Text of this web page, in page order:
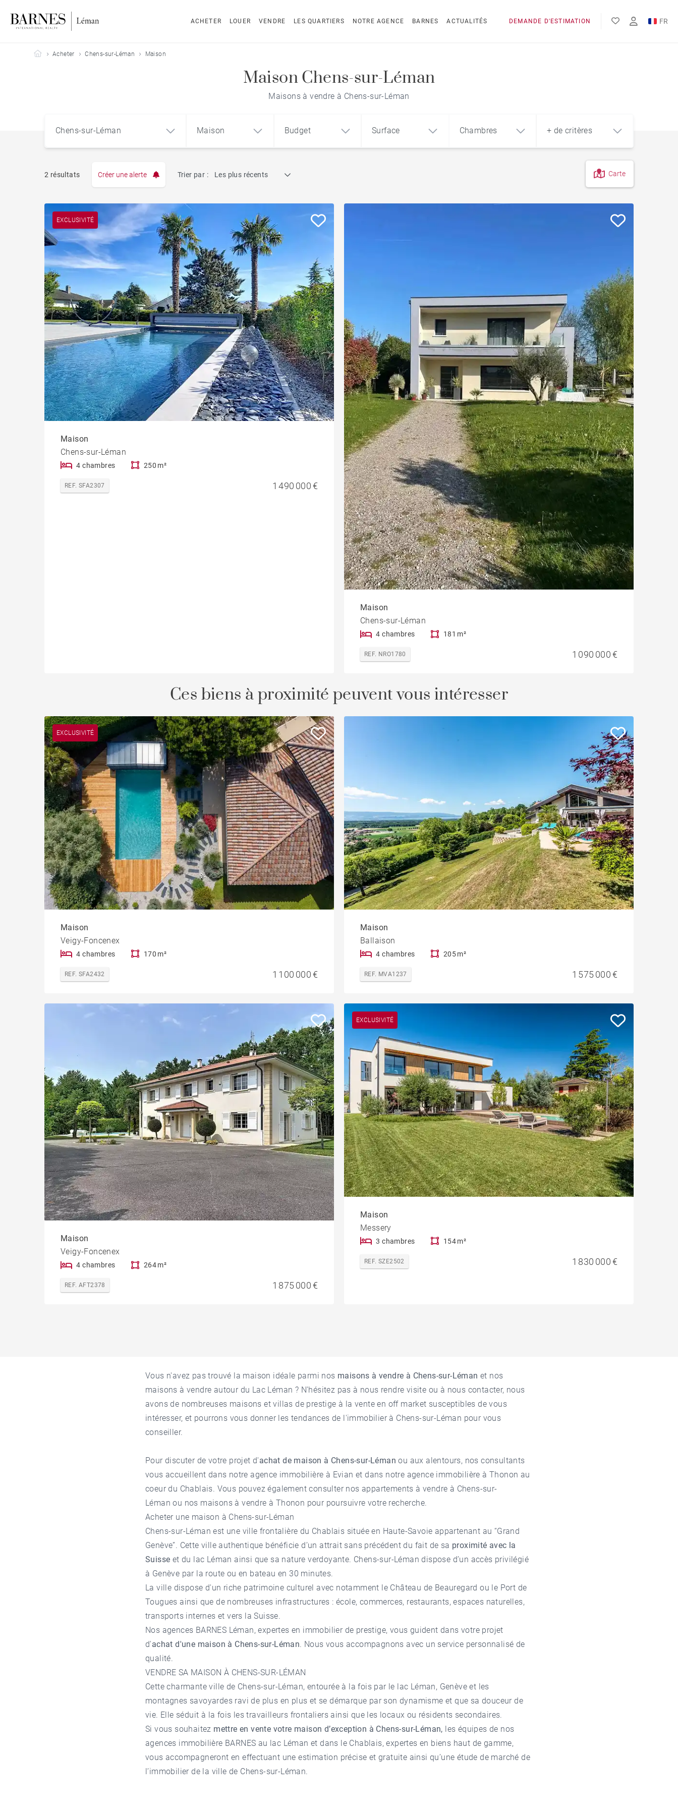
ACHETER LOUER VENDRE LES QUARTIERS NOTRE AGENCE BARNES ACTUALITÉS DEMANDE D'ESTIMATION
FR
Barnes Leman
Acheter Chens-sur-Léman Maison
Maison Chens-sur-Léman
Maisons à vendre à Chens-sur-Léman
Chens-sur-Léman
Chens-sur-Léman (74140)
Maison
Appartement Maison Terrain
Chalet Château
Budget Surface Chambres + de critères
Ascenseur
Salle de sport
2 résultats Créer une alerte Trier par : Les plus récents Carte
EXCLUSIVITÉ
Maison
Chens-sur-Léman
4 chambres 250 m²
REF. SFA2307 1 490 000 €
Maison
Chens-sur-Léman
4 chambres 181 m²
REF. NRO1780 1 090 000 €
Ces biens à proximité peuvent vous intéresser
EXCLUSIVITÉ
Maison
Veigy-Foncenex
4 chambres 170 m²
REF. SFA2432 1 100 000 €
Maison
Ballaison
4 chambres 205 m²
REF. MVA1237 1 575 000 €
Maison
Veigy-Foncenex
4 chambres 264 m²
REF. AFT2378 1 875 000 €
EXCLUSIVITÉ
Maison
Messery
3 chambres 154 m²
REF. SZE2502 1 830 000 €
Vous n'avez pas trouvé la maison idéale parmi nos maisons à vendre à Chens-sur-Léman et nos
maisons à vendre autour du Lac Léman ? N'hésitez pas à nous rendre visite ou à nous contacter, nous
avons de nombreuses maisons et villas de prestige à la vente en off market susceptibles de vous
intéresser, et pourrons vous donner les tendances de l'immobilier à Chens-sur-Léman pour vous
conseiller.
Pour discuter de votre projet d'achat de maison à Chens-sur-Léman ou aux alentours, nos consultants
vous accueillent dans notreagence immobilière à Evian et dans notre agence immobilière à Thonon au
coeur du Chablais. Vous pouvez également consulter nos appartements à vendre à Chens-sur-
Léman ou nos maisons à vendre à Thonon pour poursuivre votre recherche.
Acheter une maison à Chens-sur-Léman
Chens-sur-Léman est une ville frontalière du Chablais située en Haute-Savoie appartenant au “Grand
Genève”. Cette ville authentique bénéficie d’un attrait sans précédent du fait de sa proximité avec la
Suisse et du lac Léman ainsi que sa nature verdoyante. Chens-sur-Léman dispose d’un accès privilégié
à Genève par la route ou en bateau en 30 minutes.
La ville dispose d'un riche patrimoine culturel avec notamment le Château de Beauregard ou le Port de
Tougues ainsi que de nombreuses infrastructures : école, commerces, restaurants, espaces naturelles,
transports internes et vers la Suisse.
Nos agences BARNES Léman, expertes en immobilier de prestige, vous guident dans votre projet
d'achat d'une maison à Chens-sur-Léman. Nous vous accompagnons avec un service personnalisé de
qualité.
VENDRE SA MAISON À CHENS-SUR-LÉMAN
Cette charmante ville de Chens-sur-Léman, entourée à la fois par le lac Léman, Genève et les
montagnes savoyardes ravi de plus en plus et se démarque par son dynamisme et que sa douceur de
vie. Elle séduit à la fois les travailleurs frontaliers ainsi que les locaux ou résidents secondaires.
Si vous souhaitez mettre en vente votre maison d’exception à Chens-sur-Léman, les équipes de nos
agences immobilière BARNES au lac Léman et dans le Chablais, expertes en biens haut de gamme,
vous accompagneront en effectuant une estimation précise et gratuite ainsi qu’une étude de marché de
l’immobilier de la ville de Chens-sur-Léman.